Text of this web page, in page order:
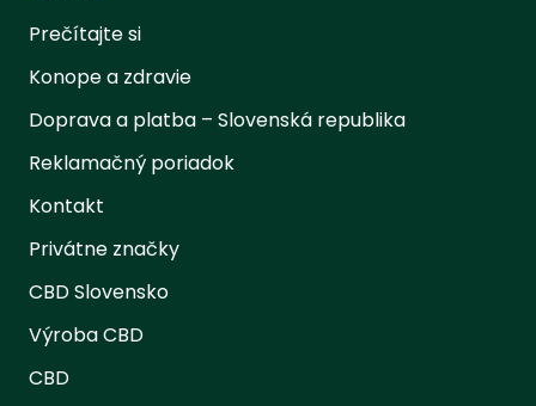
Prečítajte si
Konope a zdravie
Doprava a platba – Slovenská republika
Reklamačný poriadok
Kontakt
Privátne značky
CBD Slovensko
Výroba CBD
CBD